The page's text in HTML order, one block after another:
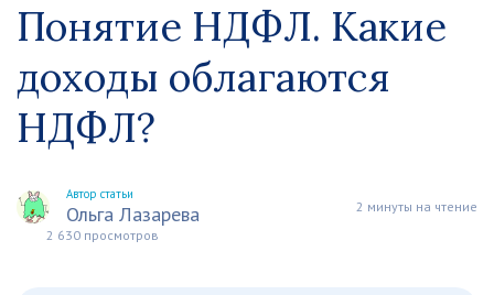
Понятие НДФЛ. Какие
доходы облагаются
НДФЛ?
Автор статьи
Ольга Лазарева
2 минуты на чтение
2 630 просмотров